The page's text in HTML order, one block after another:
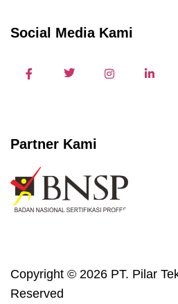
Social Media Kami
Partner Kami
Copyright © 2026 PT. Pilar
Reserved